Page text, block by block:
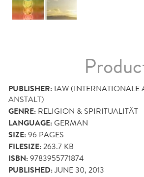
PUBLISHER: IAW (INTERNATIONALE
ANSTALT)
GENRE: RELIGION & SPIRITUALITÄT
LANGUAGE:GERMAN
SIZE:96 PAGES
FILESIZE:263.7 KB
ISBN:9783955771874
PUBLISHED:JUNE 30, 2013